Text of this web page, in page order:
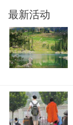
最新活动